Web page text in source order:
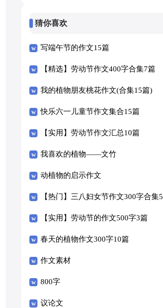
猜你喜欢
写端午节的作文15篇
【精选】劳动节作文400字合集7篇
我的植物朋友桃花作文(合集15篇)
快乐六一儿童节作文集合15篇
【实用】劳动节作文汇总10篇
我喜欢的植物——文竹
动植物的启示作文
【热门】三八妇女节作文300字合集5
篇
【实用】劳动节的作文500字3篇
春天的植物作文300字10篇
作文素材
800字
议论文